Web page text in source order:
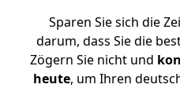
Sparen Sie sich die
darum, dass Sie die
Zögern Sie nicht und
heute, um Ihren